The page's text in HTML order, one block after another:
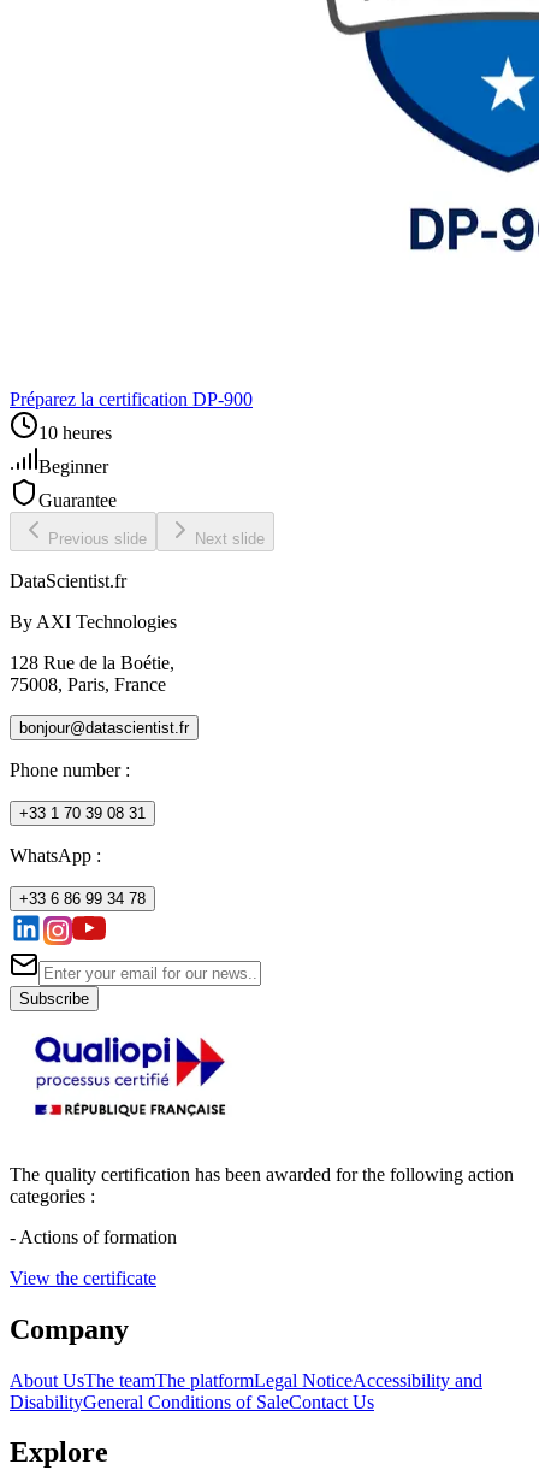
Préparez la certification DP‑900
10 heures
Beginner
Guarantee
Previous slide Next slide
DataScientist.fr
By AXI Technologies
128 Rue de la Boétie,
75008, Paris, France
bonjour@datascientist.fr
Phone number:
+33 1 70 39 08 31
WhatsApp :
+33 6 86 99 34 78
Subscribe
The quality certification has been awarded for the following action
categories :
- Actions of formation
View the certificate
Company
About UsThe teamThe platformLegal NoticeAccessibility and
DisabilityGeneral Conditions of SaleContact Us
Explore